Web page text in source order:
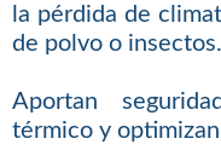
la pérdida de
de polvo o insectos.
Aportan
térmico y